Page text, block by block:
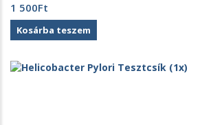
1 500Ft
Kosárba teszem